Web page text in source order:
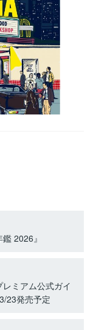
2026』
レミアム公式ガイ
23発売予定